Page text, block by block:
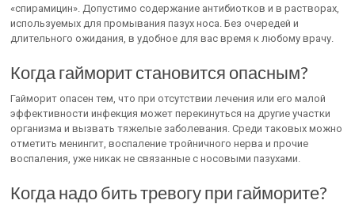
«спирамицин». Допустимо содержание антибиотков и в растворах,
используемых для промывания пазух носа. Без очередей и
длительного ожидания, в удобное для вас время к любому врачу.
Когда гайморит становится опасным?
Гайморит опасен тем, что при отсутствии лечения или его малой
эффективности инфекция может перекинуться на другие участки
организма и вызвать тяжелые заболевания. Среди таковых можно
отметить менингит, воспаление тройничного нерва и прочие
воспаления, уже никак не связанные с носовыми пазухами.
Когда надо бить тревогу при гайморите?